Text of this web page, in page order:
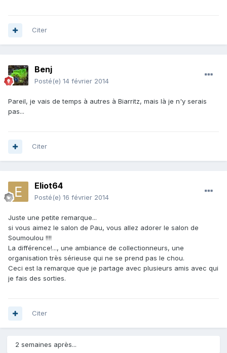
Citer
Benj
Posté(e) 14 février 2014
Pareil, je vais de temps à autres à Biarritz, mais là je n'y serais
pas...
Citer
Eliot64
Posté(e) 16 février 2014
Juste une petite remarque...
si vous aimez le salon de Pau, vous allez adorer le salon de
Soumoulou !!!!
La différence!..., une ambiance de collectionneurs, une
organisation très sérieuse qui ne se prend pas le chou.
Ceci est la remarque que je partage avec plusieurs amis avec qui
je fais des sorties.
Citer
2 semaines après...